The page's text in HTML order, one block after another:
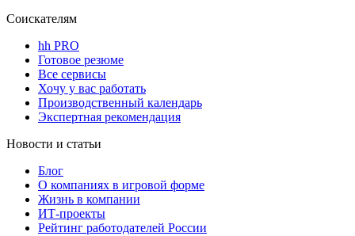
Соискателям
hh PRO
Готовое резюме
Все сервисы
Хочу у вас работать
Производственный календарь
Экспертная рекомендация
Новости и статьи
Блог
О компаниях в игровой форме
Жизнь в компании
ИТ-проекты
Рейтинг работодателей России